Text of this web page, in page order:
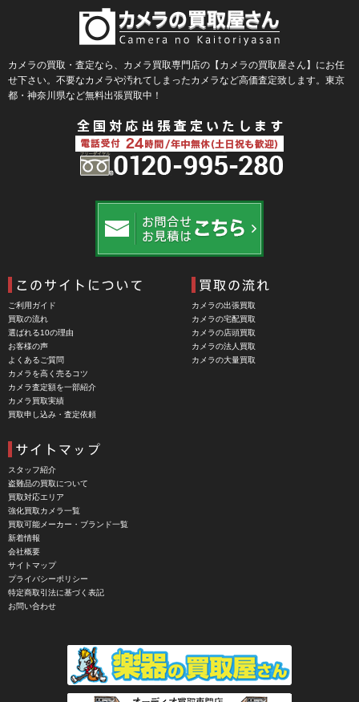
Blackmagic Design（ブラックマジックデザイン）
BLACKRAPID （ブラックラピッド）
BLaKPIXEL（ブラックピクセル）
Bokkeh（ボケ）
Bolsey（ボルシー）
BRAUN（ブラウン）
BUFFALO（バッファロー）
Cam Caddie（カムキャディ）
Carhartt（カーハート）
Carl Zeiss Jena（カールツアイスイエナ）
CASIO（カシオ）
CBL Lens（シービーエル）
CHINON（チノン）
CHIYOCA 千代田商会（ちよだしょうかい）
CIESTA（シエスタ）
Cineroid（シネロイド）
CINEVATE （シネベート）
CIRO （シロ）
CLARUS（クラルス）
Clay Smith（クレイスミス）
COMET（コメット）
Corfield（コーフィールド）
COSINA（コシナ）
カメラの買取・査定なら、カメラ買取専門店の【カメラの買取屋さん】にお任
せ下さい。不要なカメラや汚れてしまったカメラなど高価査定致します。東京
都・神奈川県など無料出張買取中！
ご利用ガイド
買取の流れ
選ばれる10の理由
お客様の声
よくあるご質問
カメラを高く売るコツ
カメラ査定額を一部紹介
カメラ買取実績
買取申し込み・査定依頼
カメラの出張買取
カメラの宅配買取
カメラの店頭買取
カメラの法人買取
カメラの大量買取
スタッフ紹介
盗難品の買取について
買取対応エリア
強化買取カメラ一覧
買取可能メーカー・ブランド一覧
新着情報
会社概要
サイトマップ
プライバシーポリシー
特定商取引法に基づく表記
お問い合わせ